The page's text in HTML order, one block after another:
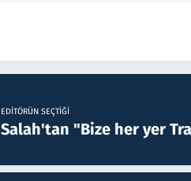
EDITÖRÜN SEÇTIĞI
Salah'tan "Bize her yer